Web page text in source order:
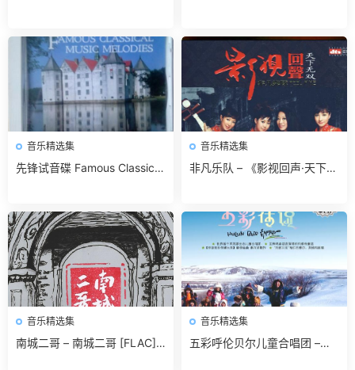
音乐精选集
先锋试音碟 Famous Classical
音乐精选集
非凡乐队 – 《影视回声·天下无
音乐精选集
南城二哥 – 南城二哥 [FLAC]
音乐精选集
五彩呼伦贝尔儿童合唱团 –